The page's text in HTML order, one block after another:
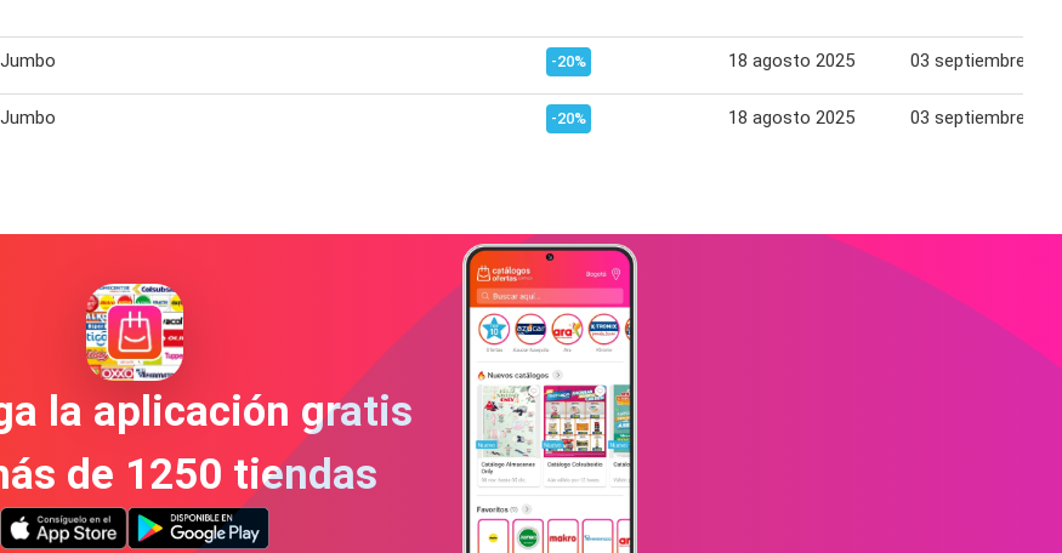
Jumbo -20% 18 agosto 2025 03 septiembre
Jumbo -20% 18 agosto 2025 03 septiembre
la aplicación gratis
de 1250 tiendas